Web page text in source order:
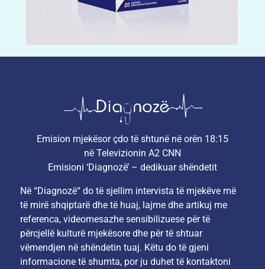
Emision mjekësor çdo të shtunë në orën 18:15
në Televizionin A2 CNN
Emisioni ‘Diagnozë’ – dedikuar shëndetit
Në “Diagnozë“ do të sjellim intervista të mjekëve më
të mirë shqiptarë dhe të huaj, lajme dhe artikuj me
referenca, videomesazhe sensibilizuese për të
përcjellë kulturë mjekësore dhe për të shtuar
vëmendjen në shëndetin tuaj. Këtu do të gjeni
informacione të shumta, por ju duhet të kontaktoni